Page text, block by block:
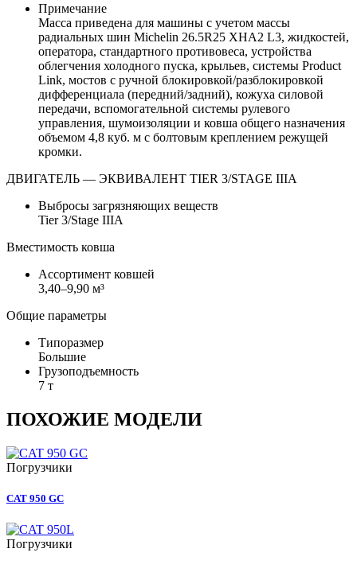
Примечание
Масса приведена для машины с учетом массы
радиальных шин Michelin 26.5R25 XHA2 L3, жидкостей,
оператора, стандартного противовеса, устройства
облегчения холодного пуска, крыльев, системы Product
Link, мостов с ручной блокировкой/разблокировкой
дифференциала (передний/задний), кожуха силовой
передачи, вспомогательной системы рулевого
управления, шумоизоляции и ковша общего назначения
объемом 4,8 куб. м с болтовым креплением режущей
кромки.
ДВИГАТЕЛЬ — ЭКВИВАЛЕНТ TIER 3/STAGE IIIA
Выбросы загрязняющих веществ
Tier 3/Stage IIIA
Вместимость ковша
Ассортимент ковшей
3,40–9,90 м³
Общие параметры
Типоразмер
Большие
Грузоподъемность
7 т
ПОХОЖИЕ МОДЕЛИ
Погрузчики
CAT 950 GC
Погрузчики